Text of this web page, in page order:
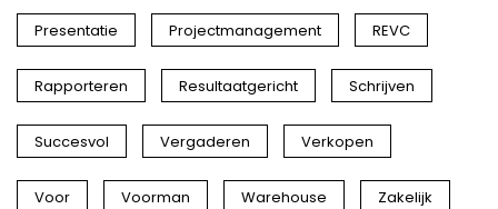
Presentatie Projectmanagement REVC
Rapporteren Resultaatgericht Schrijven
Succesvol Vergaderen Verkopen
Voor Voorman Warehouse Zakelijk